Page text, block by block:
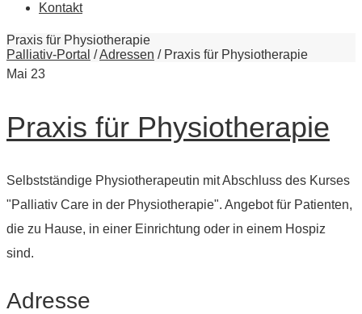
Kontakt
Praxis für Physiotherapie
Palliativ-Portal /Adressen / Praxis für Physiotherapie
Mai 23
Praxis für Physiotherapie
Selbstständige Physiotherapeutin mit Abschluss des Kurses
"Palliativ Care in der Physiotherapie". Angebot für Patienten,
die zu Hause, in einer Einrichtung oder in einem Hospiz
sind.
Adresse